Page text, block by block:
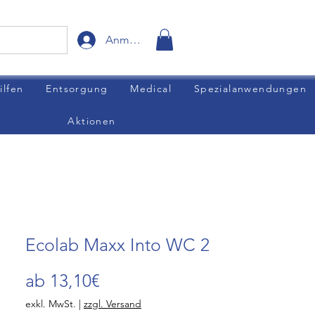
Anmelden
Entsorgung Medical Spezialanwendungen
Aktionen
Ecolab Maxx Into WC 2
ab 13,10€
Preis
exkl. MwSt. | zzgl. Versand